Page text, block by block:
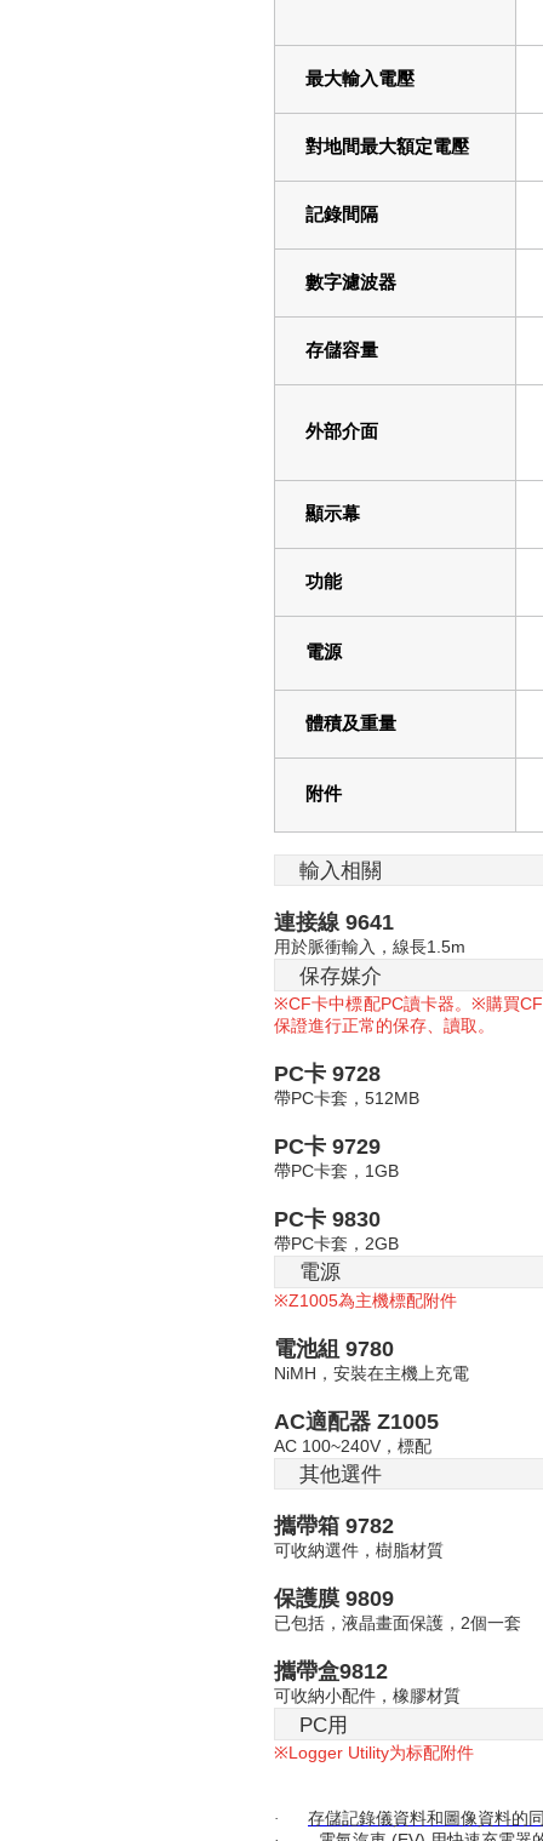
最大輸入電壓
對地間最大額定電壓
記錄間隔
數字濾波器
存儲容量
外部介面
顯示幕
功能
電源
體積及重量
附件
輸入相關
連接線9641
用於脈衝輸入，線長1.5m
保存媒介
※CF卡中標配PC讀卡器。※購買CF
保證進行正常的保存、讀取。
PC卡 9728
帶PC卡套， 512MB
PC卡 9729
帶PC卡套， 1GB
PC卡 9830
帶PC卡套， 2GB
電源
※Z1005為主機標配附件
電池組 9780
NiMH ，安裝在主機上充電
AC適配器 Z1005
AC 100~240V ，標配
其他選件
攜帶箱 9782
可收納選件，樹脂材質
保護膜 9809
已包括，液晶畫面保護， 2個一套
攜帶盒9812
可收納小配件，橡膠材質
PC用
※Logger Utility为标配附件
· 存儲記錄儀資料和圖像資料的